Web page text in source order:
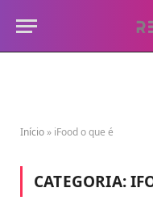
Início » iFood o que é
CATEGORIA: